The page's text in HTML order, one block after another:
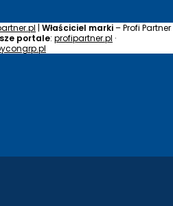
| Właściciel marki– Profi Partner
portale: profipartner.pl ·